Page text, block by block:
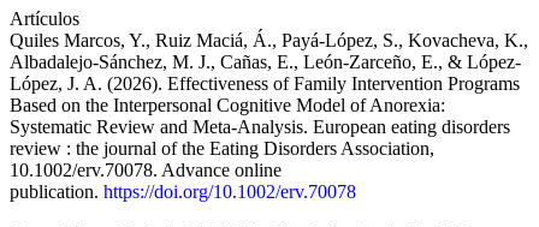
Artículos
Quiles Marcos, Y., Ruiz Maciá, Á., Payá-López, S., Kovacheva, K.,
Albadalejo-Sánchez, M. J., Cañas, E., León-Zarceño, E., & López-
López, J. A. (2026). Effectiveness of Family Intervention Programs
Based on the Interpersonal Cognitive Model of Anorexia:
Systematic Review and Meta-Analysis. European eating disorders
review : the journal of the Eating Disorders Association,
10.1002/erv.70078. Advance online
publication. https://doi.org/10.1002/erv.70078